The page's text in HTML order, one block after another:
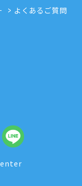
よくあるご質問